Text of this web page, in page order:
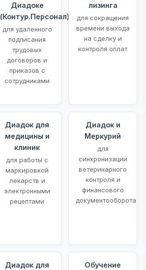
Диадоке
(Контур.Персонал)
для удаленного
подписания
трудовых
договоров и
приказов с
сотрудниками
лизинга
для сокращения
времени выхода
на сделку и
контроля оплат
Диадок для
медицины и
клиник
для работы с
маркировкой
лекарств и
электронными
рецептами
Диадок и
Меркурий
для
синхронизации
ветеринарного
контроля и
финансового
документооборота
Диадок для
Обучение